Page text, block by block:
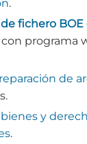
.
fichero
programa
reparación de
y
.